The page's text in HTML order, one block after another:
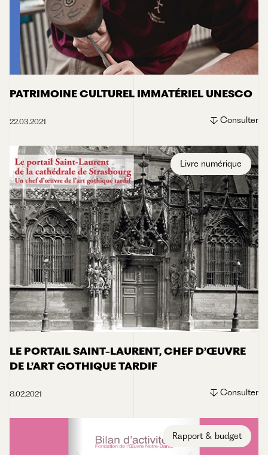
PATRIMOINE CULTUREL IMMATÉRIEL UNESCO
22.03.2021 Consulter
Livre numérique
LE PORTAIL SAINT-LAURENT, CHEF D’ŒUVRE
DE L’ART GOTHIQUE TARDIF
8.02.2021 Consulter
Rapport & budget